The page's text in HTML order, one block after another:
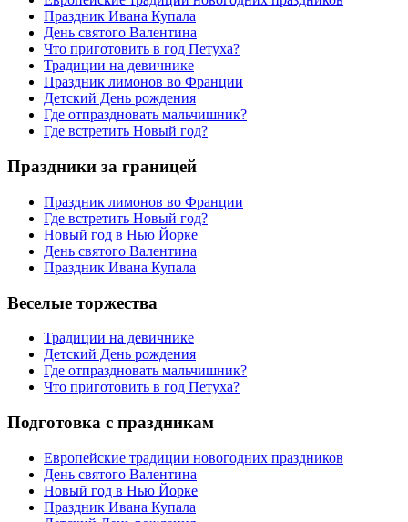
Праздник Ивана Купала
День святого Валентина
Что приготовить в год Петуха?
Традиции на девичнике
Праздник лимонов во Франции
Детский День рождения
Где отпраздновать мальчишник?
Где встретить Новый год?
Праздники за границей
Праздник лимонов во Франции
Где встретить Новый год?
Новый год в Нью Йорке
День святого Валентина
Праздник Ивана Купала
Веселые торжества
Традиции на девичнике
Детский День рождения
Где отпраздновать мальчишник?
Что приготовить в год Петуха?
Подготовка с праздникам
Европейские традиции новогодних праздников
День святого Валентина
Новый год в Нью Йорке
Праздник Ивана Купала